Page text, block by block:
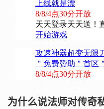
为什么说法师对传奇